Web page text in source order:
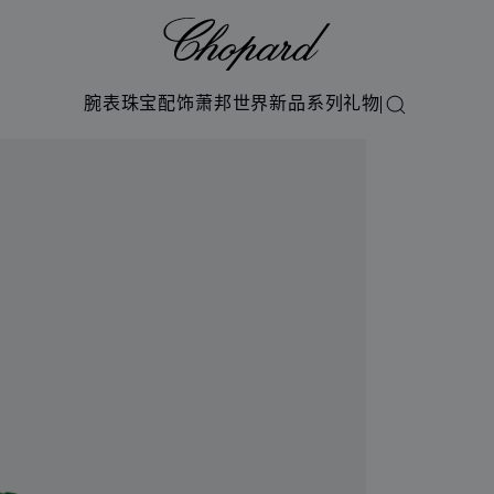
腕表珠宝配饰萧邦世界新品系列礼物搜索